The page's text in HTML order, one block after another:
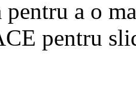
a o
pentru